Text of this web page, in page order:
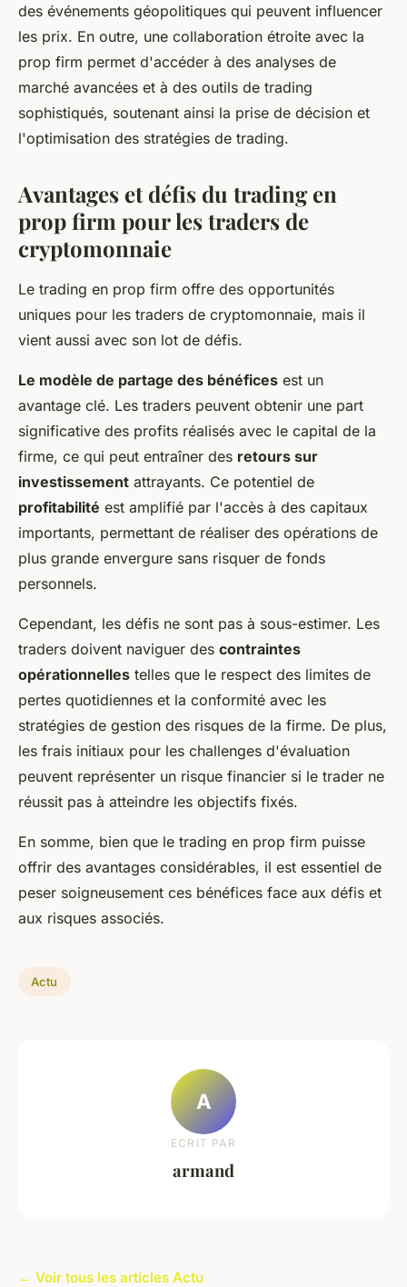
des événements géopolitiques qui peuvent influencer
les prix. En outre, une collaboration étroite avec la
prop firm permet d'accéder à des analyses de
marché avancées et à des outils de trading
sophistiqués, soutenant ainsi la prise de décision et
l'optimisation des stratégies de trading.
Avantages et défis du trading en
prop firm pour les traders de
cryptomonnaie
Le trading en prop firm offre des opportunités
uniques pour les traders de cryptomonnaie, mais il
vient aussi avec son lot de défis.
Le modèle de partage des bénéfices est un
avantage clé. Les traders peuvent obtenir une part
significative des profits réalisés avec le capital de la
firme, ce qui peut entraîner des retours sur
investissement attrayants. Ce potentiel de
profitabilité est amplifié par l'accès à des capitaux
importants, permettant de réaliser des opérations de
plus grande envergure sans risquer de fonds
personnels.
Cependant, les défis ne sont pas à sous-estimer. Les
traders doivent naviguer des contraintes
opérationnelles telles que le respect des limites de
pertes quotidiennes et la conformité avec les
stratégies de gestion des risques de la firme. De plus,
les frais initiaux pour les challenges d'évaluation
peuvent représenter un risque financier si le trader ne
réussit pas à atteindre les objectifs fixés.
En somme, bien que le trading en prop firm puisse
offrir des avantages considérables, il est essentiel de
peser soigneusement ces bénéfices face aux défis et
aux risques associés.
Actu
A
ECRIT PAR
armand
← Voir tous les articles Actu